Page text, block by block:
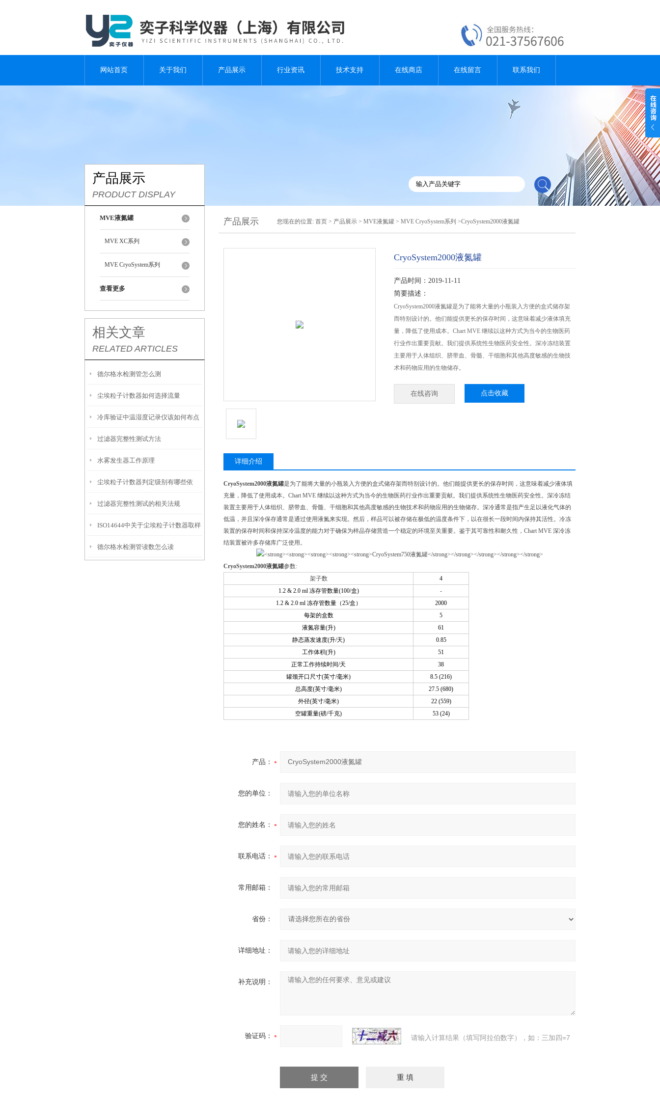
网站首页 关于我们 产品展示 行业资讯 技术支持 在线商店 在线留言 联系我们
产品展示
PRODUCT DISPLAY
MVE液氮罐
MVE XC系列
MVE CryoSystem系列
查看更多
相关文章
RELATED ARTICLES
德尔格水检测管怎么测
尘埃粒子计数器如何选择流量
冷库验证中温湿度记录仪该如何布点
过滤器完整性测试方法
水雾发生器工作原理
尘埃粒子计数器判定级别有哪些依
据？
过滤器完整性测试的相关法规
ISO14644中关于尘埃粒子计数器取样
点数量的规定
德尔格水检测管读数怎么读
产品展示 您现在的位置: 首页 > 产品展示 > MVE液氮罐 > MVE CryoSystem系列 >CryoSystem2000液氮罐
CryoSystem2000液氮罐
产品时间：2019-11-11
简要描述：
CryoSystem2000液氮罐是为了能将大量的小瓶装入方便的盒式储存架
而特别设计的。他们能提供更长的保存时间，这意味着减少液体填充
量，降低了使用成本。Chart MVE 继续以这种方式为当今的生物医药
行业作出重要贡献。我们提供系统性生物医药安全性。深冷冻结装置
主要用于人体组织、脐带血、骨髓、干细胞和其他高度敏感的生物技
术和药物应用的生物储存。
在线咨询 点击收藏
详细介绍
CryoSystem2000液氮罐是为了能将大量的小瓶装入方便的盒式储存架而特别设计的。他们能提供更长的保存时间，这意味着减少液体填
充量，降低了使用成本。Chart MVE 继续以这种方式为当今的生物医药行业作出重要贡献。我们提供系统性生物医药安全性。深冷冻结
装置主要用于人体组织、脐带血、骨髓、干细胞和其他高度敏感的生物技术和药物应用的生物储存。深冷通常是指产生足以液化气体的
低温，并且深冷保存通常是通过使用液氮来实现。然后，样品可以被存储在极低的温度条件下，以在很长一段时间内保持其活性。冷冻
装置的保存时间和保持深冷温度的能力对于确保为样品存储营造一个稳定的环境至关重要。鉴于其可靠性和耐久性，Chart MVE 深冷冻
结装置被许多存储库广泛使用。
CryoSystem2000液氮罐参数:
架子数
4
1.2 & 2.0 ml 冻存管数量(100/盒)
-
1.2 & 2.0 ml 冻存管数量（25/盒）
2000
每架的盒数
5
液氮容量(升)
61
静态蒸发速度(升/天)
0.85
工作体积(升)
51
正常工作持续时间/天
38
罐颈开口尺寸(英寸/毫米) 8.5 (216)
总高度(英寸/毫米) 27.5 (680)
外径(英寸/毫米) 22 (559)
空罐重量(磅/千克) 53 (24)
产品：
您的单位：
您的姓名：
联系电话：
常用邮箱：
省份：
详细地址：
补充说明：
验证码： 请输入计算结果（填写阿拉伯数字），如：三加四=7